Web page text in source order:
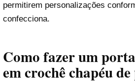
permitirem personalizações
confecciona.
Como fazer um
em crochê chapéu